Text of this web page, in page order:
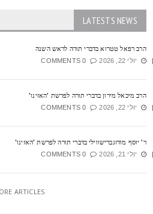
LATESTS NEWS
רפאל טטרוא בדברי תורה לראש השנה
יולי 22, 2026 0 COMMENTS
מיכאל מירון בדברי תורה לפרשת 'האזינו'
יולי 22, 2026 0 COMMENTS
יוסף מודזגברישווילי בדברי תורה לפרשת 'האזינו'
יולי 21, 2026 0 COMMENTS
MORE ARTICLES